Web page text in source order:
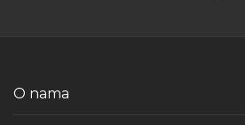
O nama